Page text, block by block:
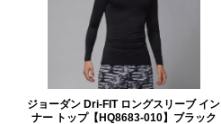
ジョーダン Dri-FIT ロングスリーブ イン
ナー トップ【HQ8683-010】ブラック